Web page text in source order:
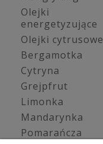
Olejki
energetyzujące
Olejki cytrusowe
Bergamotka
Cytryna
Grejpfrut
Limonka
Mandarynka
Pomarańcza